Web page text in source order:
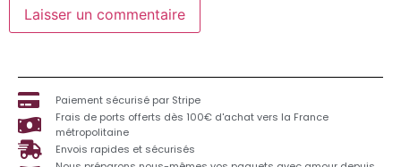
Paiement sécurisé par Stripe
Frais de ports offerts dès 100€ d'achat vers la France
métropolitaine
Envois rapides et sécurisés